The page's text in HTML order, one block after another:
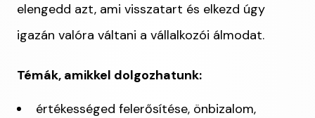
elengedd azt, ami visszatart és elkezd úgy
igazán valóra váltani a vállalkozói álmodat.
Témák, amikkel dolgozhatunk:
értékességed felerősítése, önbizalom,